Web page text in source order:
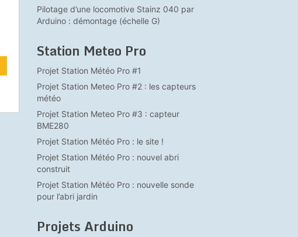
Pilotage d’une locomotive Stainz 040 par
Arduino : démontage (échelle G)
Station Meteo Pro
Projet Station Météo Pro #1
Projet Station Meteo Pro #2 : les capteurs
météo
Projet Station Meteo Pro #3 : capteur
BME280
Projet Station Météo Pro : le site !
Projet Station Météo Pro : nouvel abri
construit
Projet Station Météo Pro : nouvelle sonde
pour l’abri jardin
Projets Arduino